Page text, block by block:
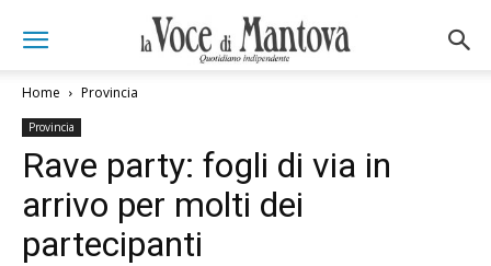
Home Provincia
Provincia
Rave party: fogli di via in
arrivo per molti dei
partecipanti